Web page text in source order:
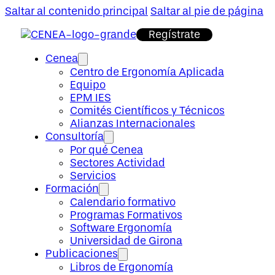
Saltar al contenido principal Saltar al pie de página
Regístrate
Cenea
Centro de Ergonomía Aplicada
Equipo
EPM IES
Comités Científicos y Técnicos
Alianzas Internacionales
Consultoría
Por qué Cenea
Sectores Actividad
Servicios
Formación
Calendario formativo
Programas Formativos
Software Ergonomía
Universidad de Girona
Publicaciones
Libros de Ergonomía